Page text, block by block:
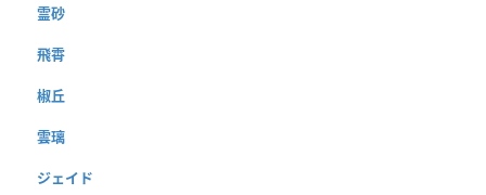
霊砂
飛霄
椒丘
雲璃
ジェイド